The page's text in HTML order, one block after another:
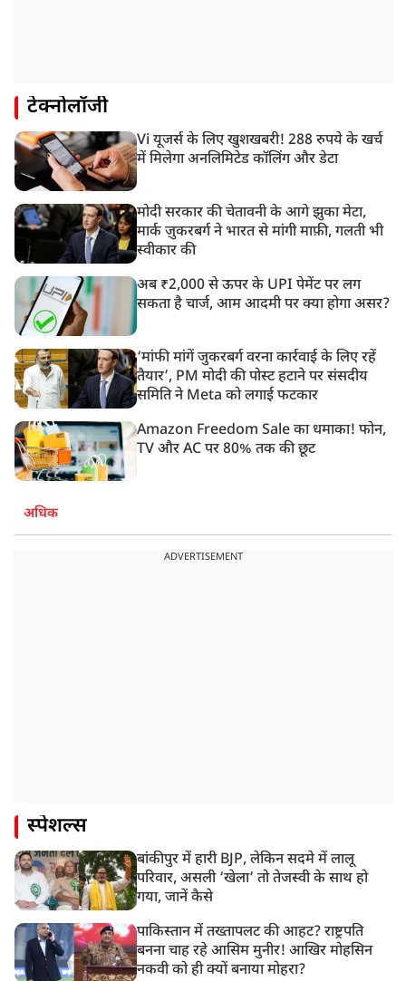
टेक्नोलॉजी
Vi यूजर्स के लिए खुशखबरी! 288 रुपये के खर्च
में मिलेगा अनलिमिटेड कॉलिंग और डेटा
मोदी सरकार की चेतावनी के आगे झुका मेटा,
मार्क ज़ुकरबर्ग ने भारत से मांगी माफ़ी, गलती भी
स्वीकार की
अब ₹2,000 से ऊपर के UPI पेमेंट पर लग
सकता है चार्ज, आम आदमी पर क्या होगा असर?
‘मांफी मांगें जुकरबर्ग वरना कार्रवाई के लिए रहें
तैयार’, PM मोदी की पोस्ट हटाने पर संसदीय
समिति ने Meta को लगाई फटकार
Amazon Freedom Sale का धमाका! फोन,
TV और AC पर 80% तक की छूट
अधिक
ADVERTISEMENT
स्पेशल्स
बांकीपुर में हारी BJP, लेकिन सदमे में लालू
परिवार, असली ‘खेला’ तो तेजस्वी के साथ हो
गया, जानें कैसे
पाकिस्तान में तख्तापलट की आहट? राष्ट्रपति
बनना चाह रहे आसिम मुनीर! आखिर मोहसिन
नकवी को ही क्यों बनाया मोहरा?